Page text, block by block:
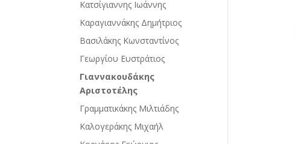
Κατσίγιαννης Ιωάννης
Καραγιαννάκης Δημήτριος
Βασιλάκης Κωνσταντίνος
Γεωργίου Ευστράτιος
Γιαννακουδάκης
Αριστοτέλης
Γραμματικάκης Μιλτιάδης
Καλογεράκης Μιχαήλ